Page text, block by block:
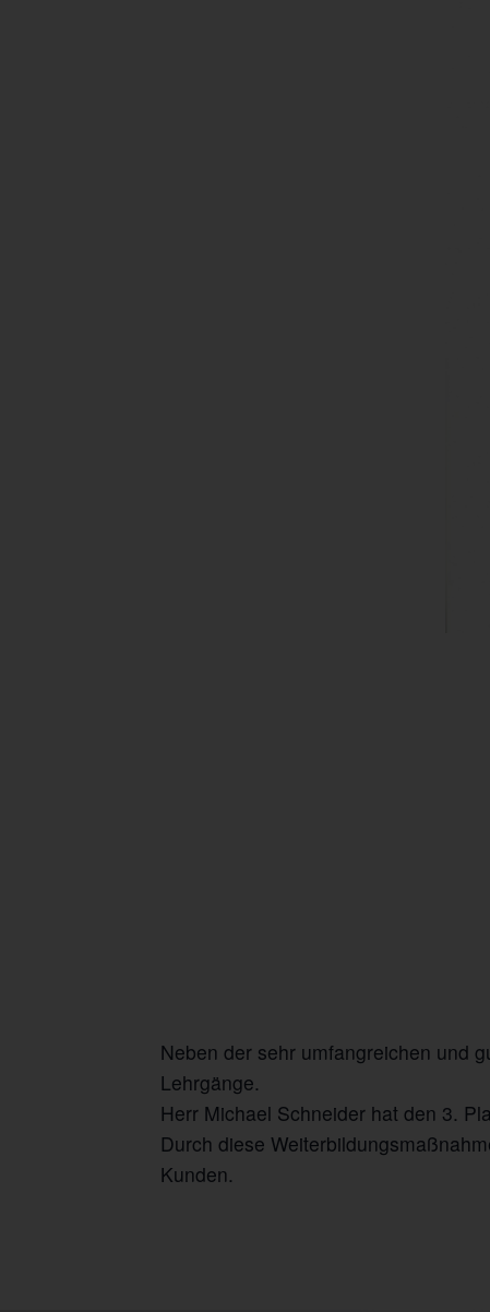
Neben der sehr umfangreichen und
Lehrgänge.
Herr Michael Schneider hat den 3.
Durch diese
Kunden.